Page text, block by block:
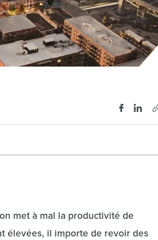
met à mal la productivité de
élevées, il importe de revoir des